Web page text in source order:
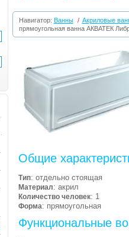
Навигатор: Ванны / Акриловые
прямоугольная ванна АКВАТЕК
Общие
Тип: отдельно стоящая
Материал: акрил
Количество человек: 1
Форма: прямоугольная
Функциональные